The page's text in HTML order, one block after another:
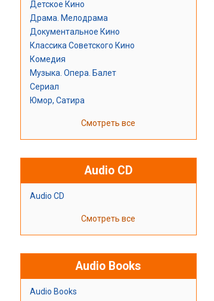
Детское Кино
Драма. Мелодрама
Документальное Кино
Классика Советского Кино
Комедия
Музыка. Опера. Балет
Сериал
Юмор, Сатира
Смотреть все
Audio CD
Audio CD
Смотреть все
Audio Books
Audio Books